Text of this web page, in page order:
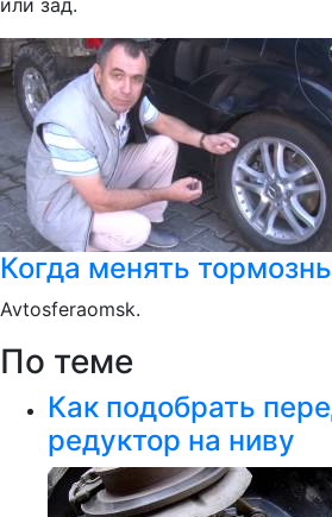
или зад.
Когда менять
Avtosferaomsk.
По теме
Как подобрать
редуктор на ниву